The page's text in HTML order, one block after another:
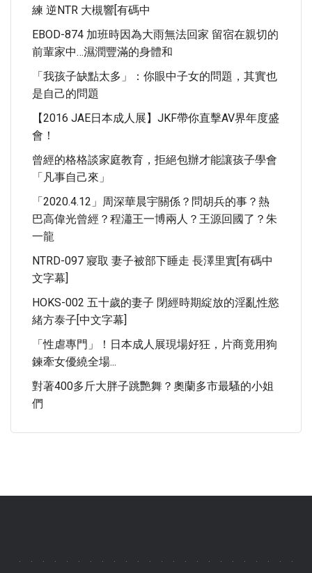
練 逆NTR 大槻響[有碼中
EBOD-874 加班時因為大雨無法回家 留宿在親切的
前輩家中…濕潤豐滿的身體和
「我孩子缺點太多」：你眼中子女的問題，其實也
是自己的問題
【2016 JAE日本成人展】JKF帶你直擊AV界年度盛
會！
曾經的格格談家庭教育，拒絕包辦才能讓孩子學會
「凡事自己來」
「2020.4.12」周深華晨宇關係？問胡兵的事？熱
巴高偉光曾經？程瀟王一博兩人？王源回國了？朱
一龍
NTRD-097 寢取 妻子被部下睡走 長澤里實[有碼中
文字幕]
HOKS-002 五十歲的妻子 閉經時期綻放的淫亂性慾
緒方泰子[中文字幕]
「性虐專門」！日本成人展現場好狂，片商竟用狗
鍊牽女優繞全場...
對著400多斤大胖子跳艷舞？奧蘭多市最騷的小姐
們